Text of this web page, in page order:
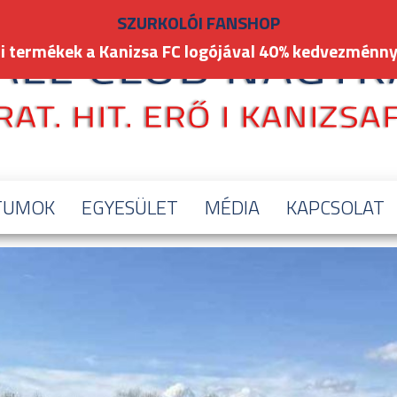
EGYESÜLET MÉDIA KAPCSOLAT
SZURKOLÓI FANSHOP
termékek a Kanizsa FC logójával 40%